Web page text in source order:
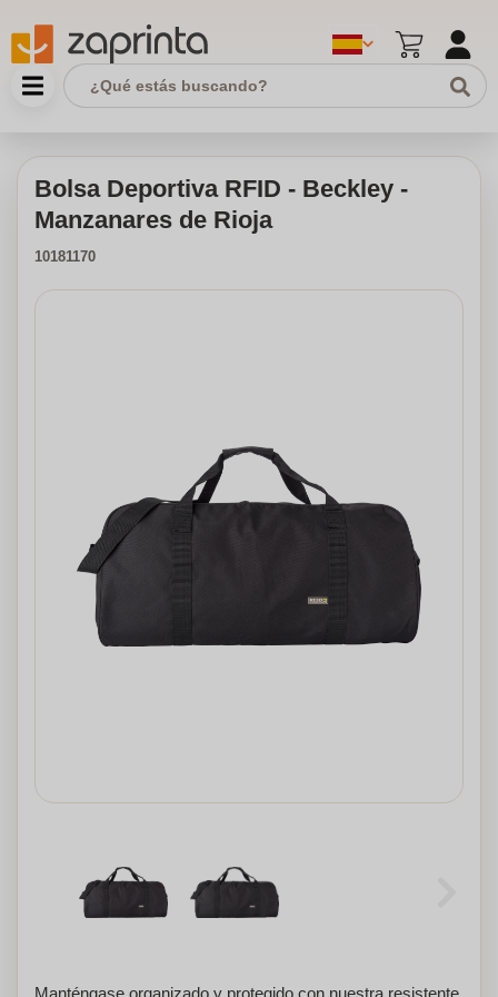
Bolsa Deportiva RFID - Beckley -
Manzanares de Rioja
10181170
Manténgase organizado y protegido con nuestra resistente